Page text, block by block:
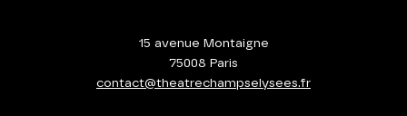
15 avenue Montaigne
75008 Paris
contact@theatrechampselysees.fr